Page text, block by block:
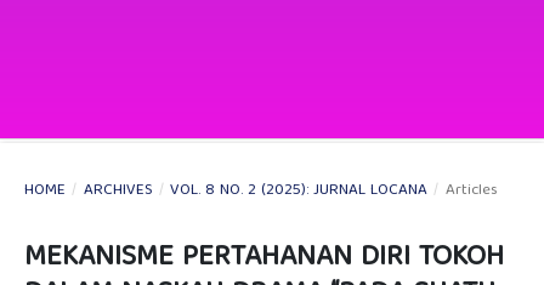
HOME / ARCHIVES / VOL. 8 NO. 2 (2025): JURNAL LOCANA / Articles
MEKANISME PERTAHANAN DIRI TOKOH